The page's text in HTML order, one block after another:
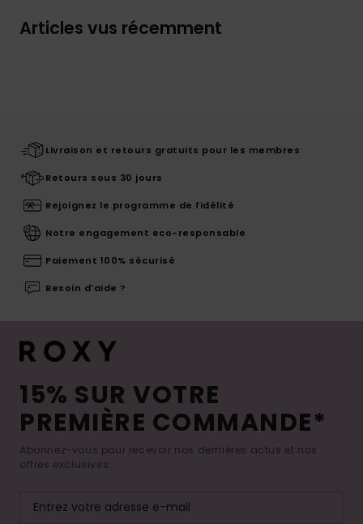
Articles vus récemment
Livraison et retours gratuits pour les membres
Retours sous 30 jours
Rejoignez le programme de fidélité
Notre engagement eco-responsable
Paiement 100% sécurisé
Besoin d'aide ?
15% SUR VOTRE
PREMIÈRE COMMANDE*
Abonnez-vous pour recevoir nos dernières actus et nos
offres exclusives.